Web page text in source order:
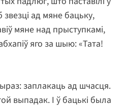
ад мяне бацьку,
мяне над прыступкамі,
яго за шыю: «Тата!
заплакаць ад шчасця.
выпадак. І ў бацькі была